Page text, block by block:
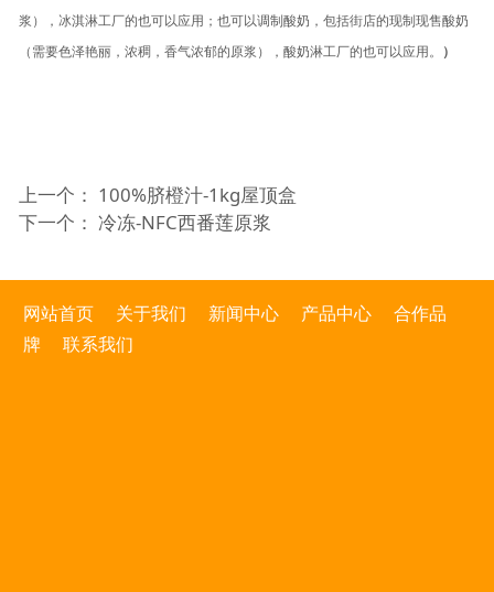
浆），冰淇淋工厂的也可以应用；也可以调制酸奶，包括街店的现制现售酸奶
（需要色泽艳丽，浓稠，香气浓郁的原浆），酸奶淋工厂的也可以应用。
）
上一个： 100%脐橙汁-1kg屋顶盒
下一个： 冷冻-NFC西番莲原浆
网站首页 关于我们 新闻中心 产品中心
合作品
牌
联系我们